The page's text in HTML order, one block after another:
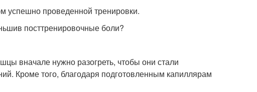
успешно проведенной тренировки.
посттренировочные боли?
вначале нужно разогреть, чтобы они стали
Кроме того, благодаря подготовленным капиллярам